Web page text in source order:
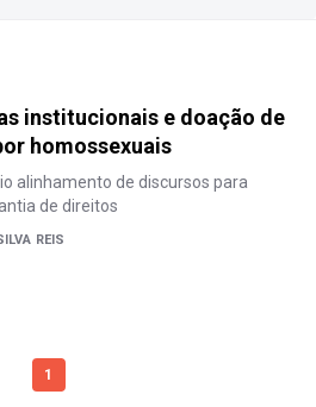
institucionais e doação de
homossexuais
alinhamento de discursos para
de direitos
REIS
1